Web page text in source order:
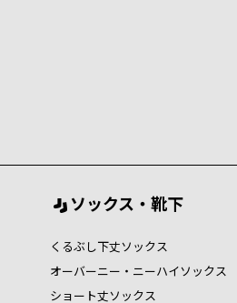
ソックス・靴下
くるぶし下丈ソックス
オーバーニー・ニーハイソックス
ショート丈ソックス